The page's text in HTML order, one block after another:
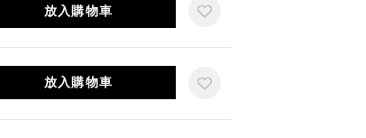
放入購物車
放入購物車